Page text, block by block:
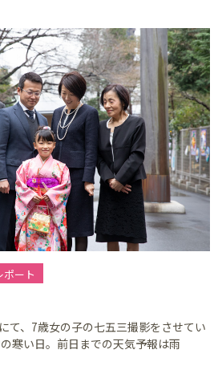
ート
て、7歳女の子の七五三撮影をさせてい
寒い日。前日までの天気予報は雨